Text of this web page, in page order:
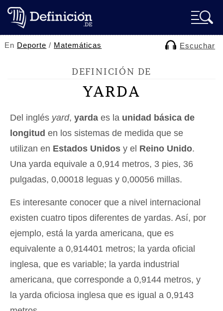
En Deporte / Matemáticas Escuchar
DEFINICIÓN DE
YARDA
Del inglés yard, yarda es la unidad básica de
longitud en los sistemas de medida que se
utilizan en Estados Unidos y el Reino Unido.
Una yarda equivale a 0,914 metros, 3 pies, 36
pulgadas, 0,00018 leguas y 0,00056 millas.
Es interesante conocer que a nivel internacional
existen cuatro tipos diferentes de yardas. Así, por
ejemplo, está la yarda americana, que es
equivalente a 0,914401 metros; la yarda oficial
inglesa, que es variable; la yarda industrial
americana, que corresponde a 0,9144 metros, y
la yarda oficiosa inglesa que es igual a 0,9143